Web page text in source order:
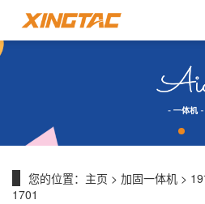
您的位置： 主页 > 加固一体机 >
1701